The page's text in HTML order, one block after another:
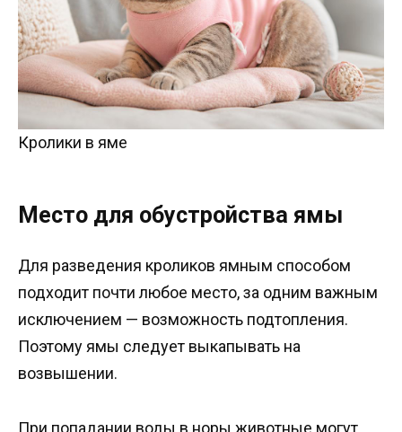
Кролики в яме
Место для обустройства ямы
Для разведения кроликов ямным способом
подходит почти любое место, за одним важным
исключением — возможность подтопления.
Поэтому ямы следует выкапывать на
возвышении.
При попадании воды в норы животные могут